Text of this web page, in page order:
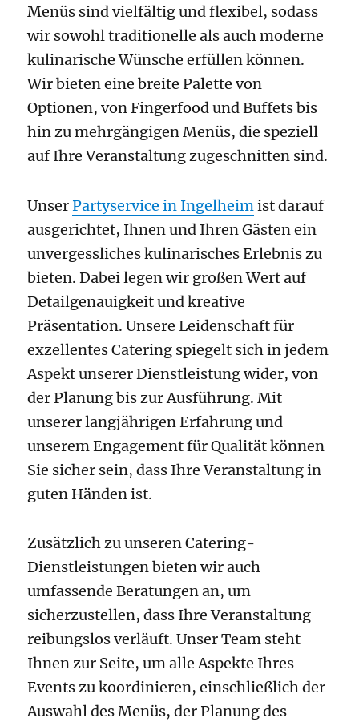
Menüs sind vielfältig und flexibel, sodass
wir sowohl traditionelle als auch moderne
kulinarische Wünsche erfüllen können.
Wir bieten eine breite Palette von
Optionen, von Fingerfood und Buffets bis
hin zu mehrgängigen Menüs, die speziell
auf Ihre Veranstaltung zugeschnitten sind.
Unser Partyservice in Ingelheim ist darauf
ausgerichtet, Ihnen und Ihren Gästen ein
unvergessliches kulinarisches Erlebnis zu
bieten. Dabei legen wir großen Wert auf
Detailgenauigkeit und kreative
Präsentation. Unsere Leidenschaft für
exzellentes Catering spiegelt sich in jedem
Aspekt unserer Dienstleistung wider, von
der Planung bis zur Ausführung. Mit
unserer langjährigen Erfahrung und
unserem Engagement für Qualität können
Sie sicher sein, dass Ihre Veranstaltung in
guten Händen ist.
Zusätzlich zu unseren Catering-
Dienstleistungen bieten wir auch
umfassende Beratungen an, um
sicherzustellen, dass Ihre Veranstaltung
reibungslos verläuft. Unser Team steht
Ihnen zur Seite, um alle Aspekte Ihres
Events zu koordinieren, einschließlich der
Auswahl des Menüs, der Planung des